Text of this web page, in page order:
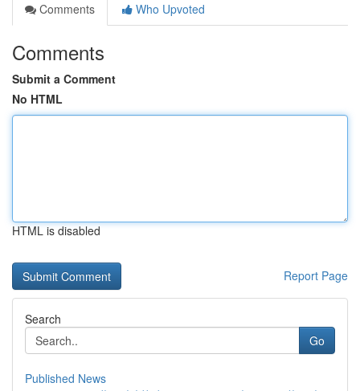
Comments
Who Upvoted
Comments
Submit a Comment
No HTML
HTML is disabled
Report Page
Search
Go
Published News